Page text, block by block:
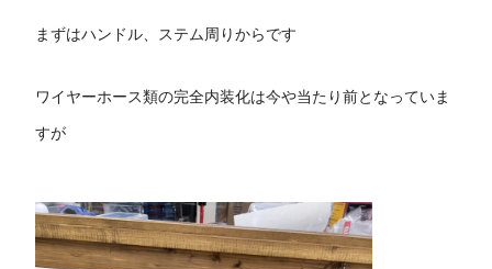
まずはハンドル、ステム周りからです
ワイヤーホース類の完全内装化は今や当たり前となっていま
すが